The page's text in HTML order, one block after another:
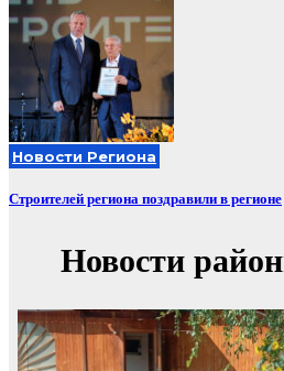
Новости Региона
Строителей региона поздравили в регионе